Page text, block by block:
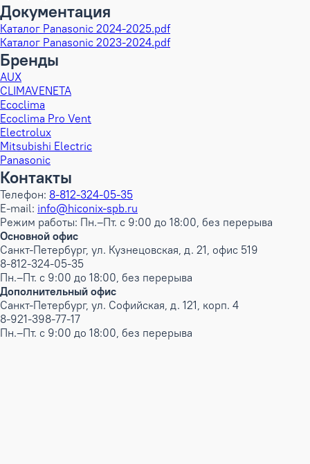
Документация
Каталог Panasonic 2024-2025.pdf
Каталог Panasonic 2023-2024.pdf
Бренды
AUX
CLIMAVENETA
Ecoclima
Ecoclima Pro Vent
Electrolux
Mitsubishi Electric
Panasonic
Контакты
Телефон: 8-812-324-05-35
E-mail: info@hiconix-spb.ru
Режим работы: Пн.–Пт. с 9:00 до 18:00, без перерыва
Основной офис
Санкт-Петербург, ул. Кузнецовская, д. 21, офис 519
8-812-324-05-35
Пн.–Пт. с 9:00 до 18:00, без перерыва
Дополнительный офис
Санкт-Петербург, ул. Софийская, д. 121, корп. 4
8-921-398-77-17
Пн.–Пт. с 9:00 до 18:00, без перерыва